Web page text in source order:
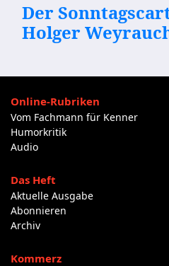
Der
Holger
Online-Rubriken
Vom Fachmann für Kenner
Humorkritik
Audio
Das Heft
Aktuelle Ausgabe
Abonnieren
Archiv
Kommerz